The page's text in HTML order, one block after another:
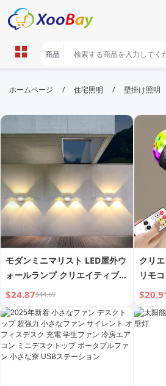
壁掛け照明 | XOOBAY
壁掛け照明,インテリア照明,リ
wholesale 壁掛け照明, XOOBAY
壁掛け照明の選び方・設置ポイントを解説
し、リビングや寝室の雰囲気を一新します
ホームページ / 住宅照明 / 壁掛け照明
モダンミニマリスト LED屋外ウ
ォールランプ クリエイティブな
個性
$24.87$44.69
クリ
リモ